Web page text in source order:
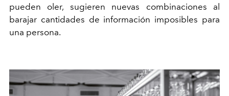
pueden oler, sugieren nuevas combinaciones al
barajar cantidades de información imposibles para
una persona.